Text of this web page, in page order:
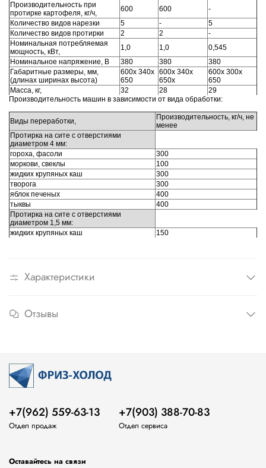
Производительность при
протирке картофеля, кг/ч,
600 600
-
Количество видов нарезки
5 -
5
Количество видов протирки
2 2
-
Номинальная потребляемая
мощность, кВт,
1,0 1,0
0,545
Hоминальное напряжение, В
380 380
380
Габаритные размеры, мм,
(длинаx ширинаx высота)
600x 340x
650
600x 340x
650x
600x 300x
650
Масса, кг,
32 28
29
Производительность машин в зависимости от вида обработки:
Виды переработки,
Производительность, кг/ч, не
менее
Протирка на сите с отверстиями
диаметром 4 мм:
гороха, фасоли
300
моркови, свеклы
100
жидких крупяных каш
300
творога
300
яблок печеных
400
тыквы
400
Протирка на сите с отверстиями
диаметром 1,5 мм:
жидких крупяных каш
150
Характеристики
Отзывы
+7(962) 559-63-13
Отдел продаж
+7(903) 388-70-83
Отдел сервиса
Оставайтесь на связи